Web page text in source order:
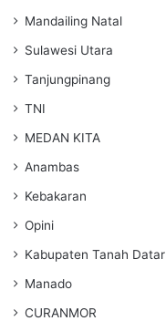
Mandailing Natal
Sulawesi Utara
Tanjungpinang
TNI
MEDAN KITA
Anambas
Kebakaran
Opini
Kabupaten Tanah Datar
Manado
CURANMOR